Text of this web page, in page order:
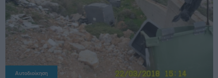
Αυτοδιοίκηση